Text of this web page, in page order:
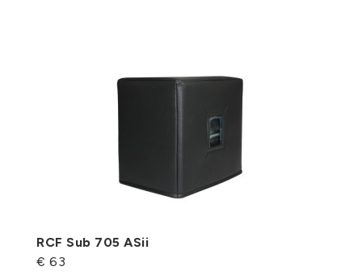
RCF Sub 705 ASii
€ 63